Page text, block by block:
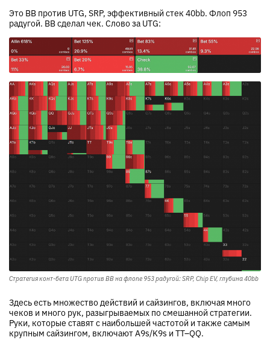
Это BB против UTG, SRP, эффективный стек 40bb. Флоп 953
радугой. BB сделал чек. Слово за UTG:
Стратегия конт-бета UTG против BB на флопе 953 радугой: SRP, Chip EV, глубина 40bb
Здесь есть множество действий и сайзингов, включая много
чеков и много рук, разыгрываемых по смешанной стратегии.
Руки, которые ставят с наибольшей частотой и также самым
крупным сайзингом, включают A9s/K9s и TT–QQ.